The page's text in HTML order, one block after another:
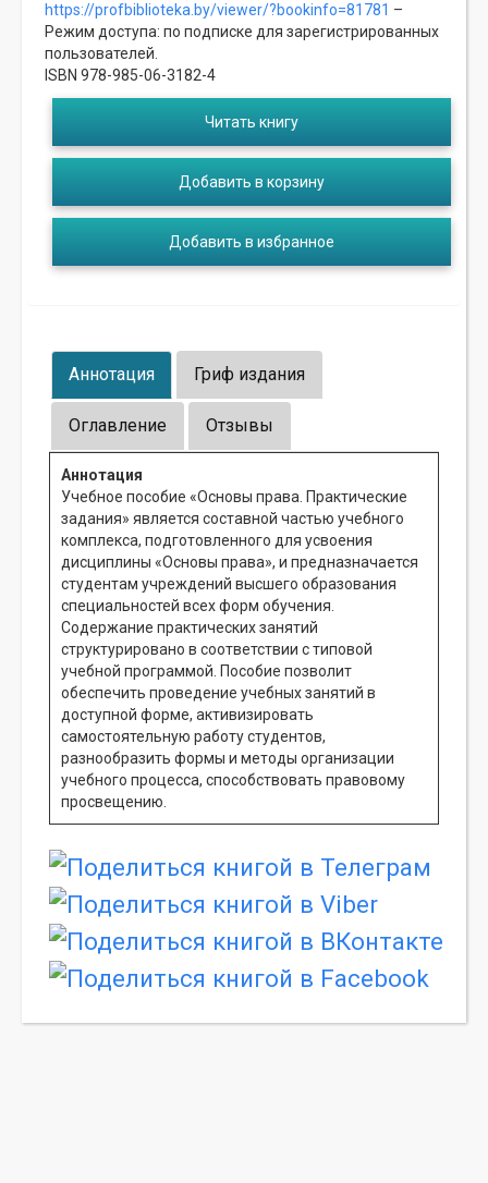
https://profbiblioteka.by/viewer/?bookinfo=81781 –
Режим доступа: по подписке для зарегистрированных
пользователей.
ISBN 978-985-06-3182-4
Читать книгу
Добавить в корзину
Добавить в избранное
Аннотация Гриф издания
Оглавление Отзывы
Аннотация
Учебное пособие «Основы права. Практические
задания» является составной частью учебного
комплекса, подготовленного для усвоения
дисциплины «Основы права», и предназначается
студентам учреждений высшего образования
специальностей всех форм обучения.
Содержание практических занятий
структурировано в соответствии с типовой
учебной программой. Пособие позволит
обеспечить проведение учебных занятий в
доступной форме, активизировать
самостоятельную работу студентов,
разнообразить формы и методы организации
учебного процесса, способствовать правовому
просвещению.